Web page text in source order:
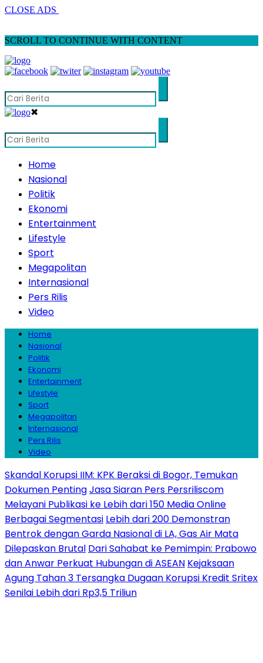
CLOSE ADS
SCROLL TO CONTINUE WITH CONTENT
✖
Home
Nasional
Politik
Ekonomi
Entertainment
Lifestyle
Sport
Megapolitan
Internasional
Pers Rilis
Video
Home
Nasional
Politik
Ekonomi
Entertainment
Lifestyle
Sport
Megapolitan
Internasional
Pers Rilis
Video
Skandal Korupsi IIM: KPK Beraksi di Bogor, Temukan
Dokumen PentingJasa Siaran Pers Persriliscom
Melayani Publikasi ke Lebih dari 150 Media Online
Berbagai Segmentasi Lebih dari 200 Demonstran
Bentrok dengan Garda Nasional di LA, Gas Air Mata
Dilepaskan Brutal Dari Sahabat ke Pemimpin: Prabowo
dan Anwar Perkuat Hubungan di ASEAN Kejaksaan
Agung Tahan 3 Tersangka Dugaan Korupsi Kredit Sritex
Senilai Lebih dari Rp3,5 Triliun